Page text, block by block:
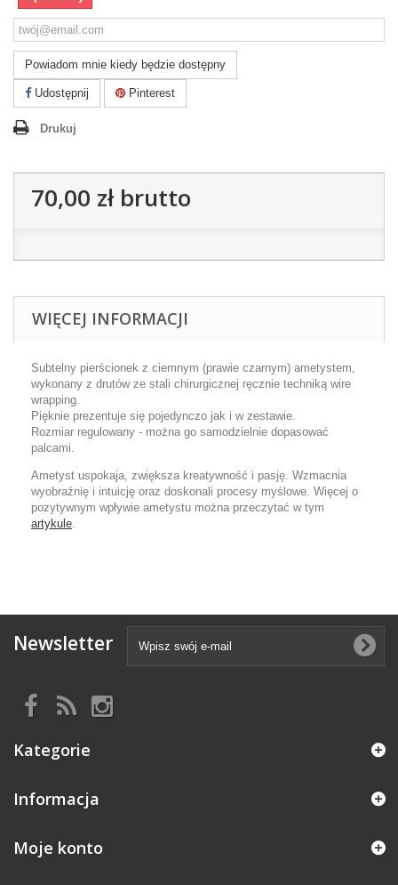
Powiadom mnie kiedy będzie dostępny
Udostępnij Pinterest
Drukuj
70,00 złbrutto
WIĘCEJ INFORMACJI
Subtelny pierścionek z ciemnym (prawie czarnym) ametystem,
wykonany z drutów ze stali chirurgicznej ręcznie techniką wire
wrapping.
Pięknie prezentuje się pojedynczo jak i w zestawie.
Rozmiar regulowany - można go samodzielnie dopasować
palcami.
Ametyst uspokaja, zwiększa kreatywność i pasję. Wzmacnia
wyobraźnię i intuicję oraz doskonali procesy myślowe. Więcej o
pozytywnym wpływie ametystu można przeczytać w tym
artykule.
Newsletter
Kategorie
Informacja
Moje konto